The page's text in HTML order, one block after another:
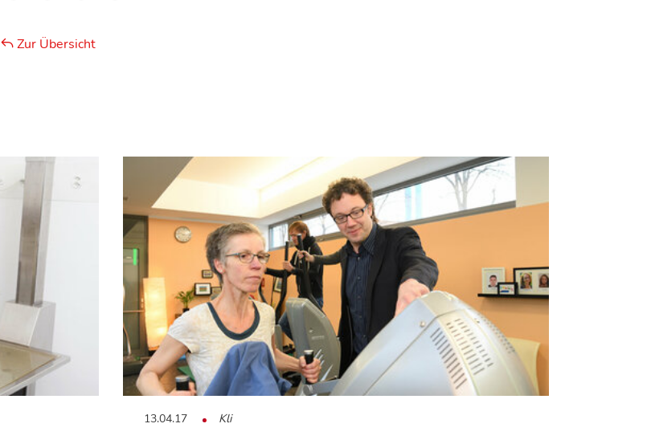
Zur Übersicht
13.04.17 Kli